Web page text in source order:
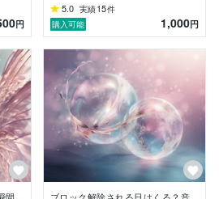
す
知ることができたら……
れません。
いて ┈┈┈
ラクルカードを使い
天使からの
します
円
5.0 実績15件
購入可能
1,000円